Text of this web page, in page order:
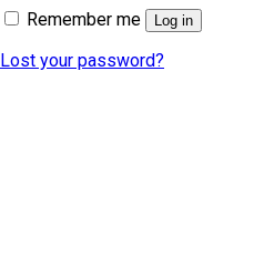
Remember me
Log in
Lost your password?